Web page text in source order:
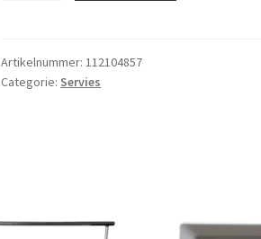
melamine
53x32,5cm
Artikelnummer:112104857
Categorie: Servies